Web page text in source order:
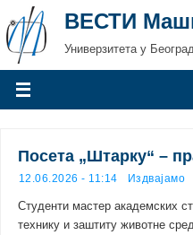
ВЕСТИ
Универзитета у
Посета „Штарку“ –
12.06.2026 - 11:14 Издвајамо
Студенти мастер академских
технику и заштиту животне